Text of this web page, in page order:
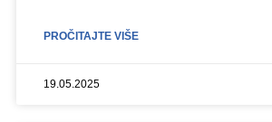
PROČITAJTE VIŠE
19.05.2025